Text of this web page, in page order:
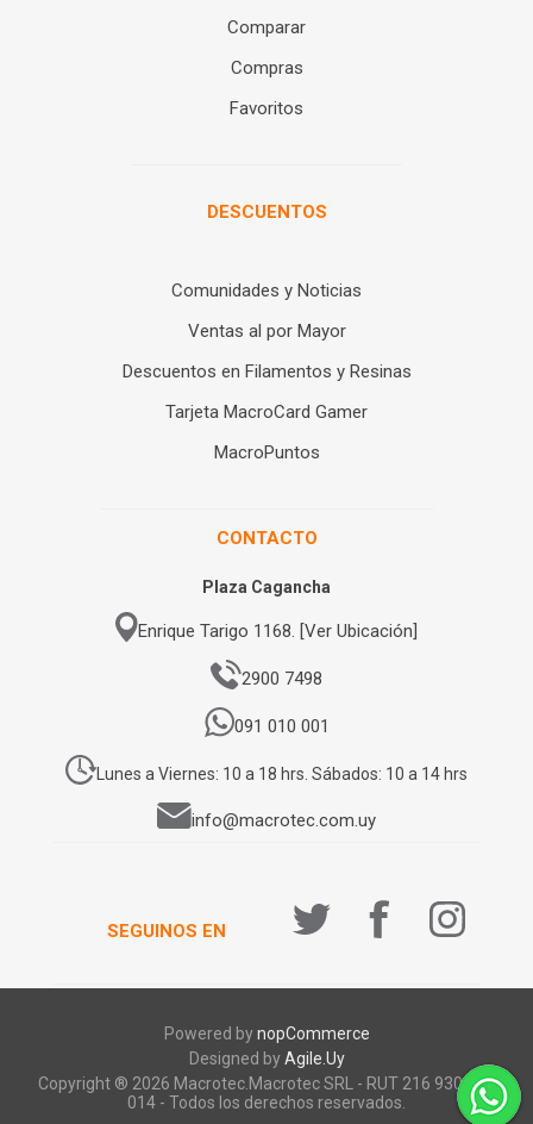
Comparar
Compras
Favoritos
DESCUENTOS
Comunidades y Noticias
Ventas al por Mayor
Descuentos en Filamentos y Resinas
Tarjeta MacroCard Gamer
MacroPuntos
CONTACTO
Plaza Cagancha
Enrique Tarigo 1168. [Ver Ubicación]
2900 7498
091 010 001
Lunes a Viernes: 10 a 18 hrs. Sábados: 10 a 14 hrs
info@macrotec.com.uy
SEGUINOS EN
Powered bynopCommerce
Designed byAgile.Uy
Copyright ® 2026 Macrotec.Macrotec SRL - RUT 216 930 920
014 - Todos los derechos reservados.